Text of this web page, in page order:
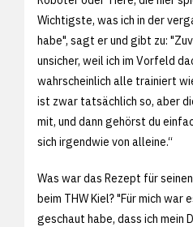
Wichtigste, was ich in der
habe", sagt er und gibt zu:
unsicher, weil ich im Vorfeld
wahrscheinlich alle trainiert
ist zwar tatsächlich so, aber
mit, und dann gehörst du
sich irgendwie von alleine.“
Was war das Rezept für
beim THW Kiel? "Für mich war
geschaut habe, dass ich mein